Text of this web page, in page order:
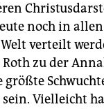
noch in
verteilt
zu der
größte
sein. Vielleicht